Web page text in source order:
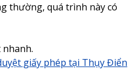
thường, quá trình này có
giấy phép tại Thụy Điển